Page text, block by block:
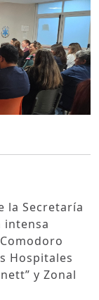
la Secretaría
intensa
Hospitales
y Zonal